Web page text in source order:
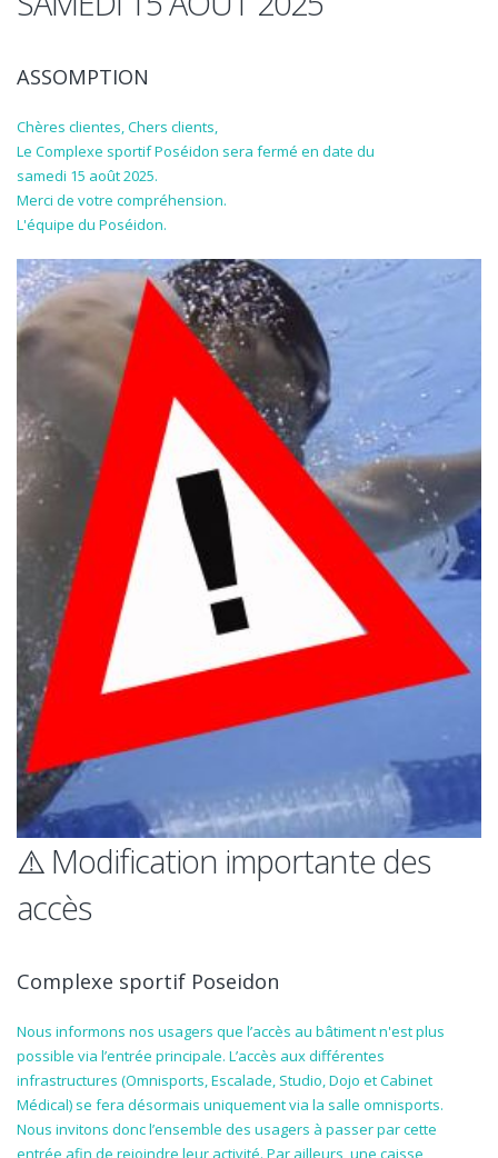
ASSOMPTION
Chères clientes, Chers clients,
Le Complexe sportif Poséidon sera fermé en date du
samedi 15 août 2025.
Merci de votre compréhension.
L'équipe du Poséidon.
⚠️ Modification importante des
accès
Complexe sportif Poseidon
Nous informons nos usagers que l’accès au bâtiment n'est plus
possible via l’entrée principale. L’accès aux différentes
infrastructures (Omnisports, Escalade, Studio, Dojo et Cabinet
Médical) se fera désormais uniquement via la salle omnisports.
Nous invitons donc l’ensemble des usagers à passer par cette
entrée afin de rejoindre leur activité. Par ailleurs, une caisse